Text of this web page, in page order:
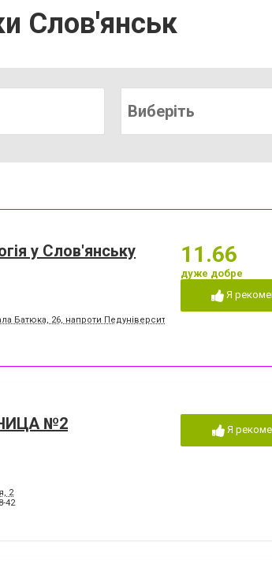
Слов'янськ
Виберіть
у Слов'янську
Батюка, 26, напроти Педуніверситету
11.66
дуже добре
Я
№2
2
42
Я